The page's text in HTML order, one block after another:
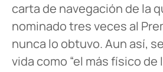
carta de navegación de la
nominado tres veces al
nunca lo obtuvo. Aun así,
vida como “el más físico de